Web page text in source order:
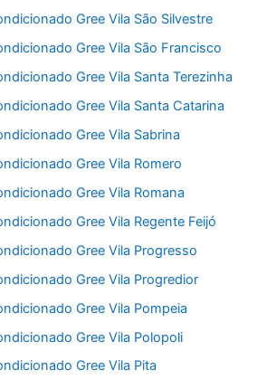
Gree Vila São Silvestre
Gree Vila São Francisco
Gree Vila Santa Terezinha
Gree Vila Santa Catarina
Gree Vila Sabrina
Gree Vila Romero
Gree Vila Romana
Gree Vila Regente Feijó
Gree Vila Progresso
Gree Vila Progredior
Gree Vila Pompeia
Gree Vila Polopoli
Gree Vila Pita